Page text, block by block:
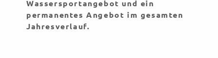
Wassersportangebot und ein
permanentes Angebot im gesamten
Jahresverlauf.